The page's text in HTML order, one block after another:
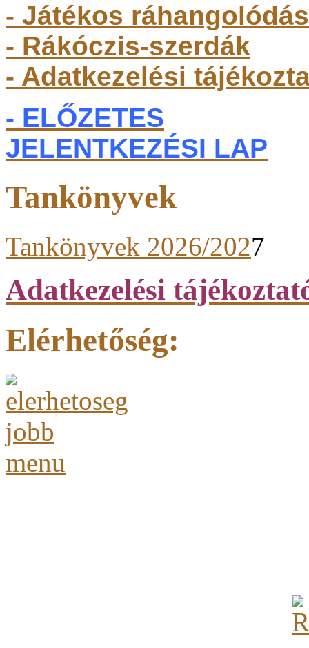
- Játékos ráhangolódás
- Rákóczis-szerdák
- Adatkezelési
- ELŐZETES
JELENTKEZÉSI LAP
Tankönyvek
Tankönyvek 2026/2027
Adatkezelési
Elérhetőség: